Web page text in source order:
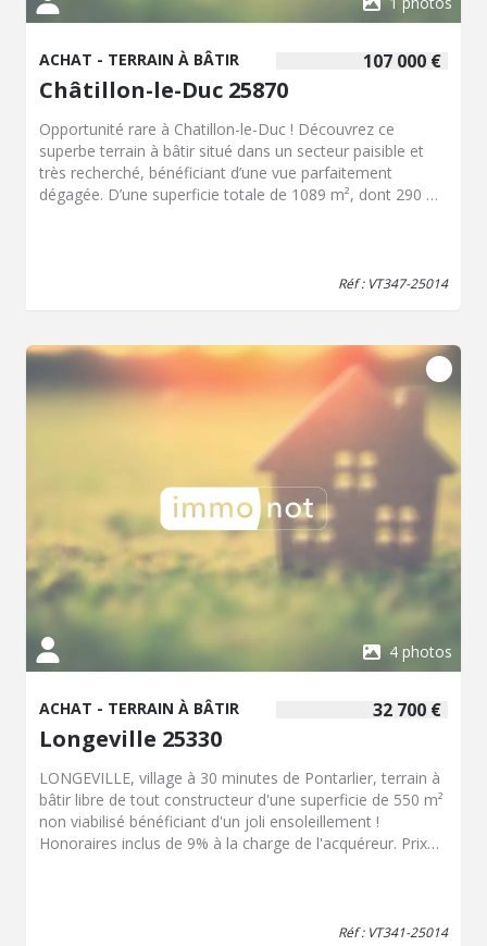
107 000 €
ACHAT - TERRAIN À BÂTIR
Châtillon-le-Duc 25870
Opportunité rare à Chatillon-le-Duc ! Découvrez ce
superbe terrain à bâtir situé dans un secteur paisible et
très recherché, bénéficiant d’une vue parfaitement
dégagée. D’une superficie totale de 1089 m², dont 290 m²
aucune contrainte de constructeur. Ne laissez pas passer
disponible sur simple demande. Honoraires inclus de 7%
TTC à la charge de l'acquéreur. Prix hors honoraires 100
000 €. Les informations sur les risques auxquels ce bien
est exposé sont disponibles sur le site Géorisques :
Réf : VT347-25014
4 photos
32 700 €
ACHAT - TERRAIN À BÂTIR
Longeville 25330
LONGEVILLE, village à 30 minutes de Pontarlier, terrain à
bâtir libre de tout constructeur d'une superficie de 550 m²
non viabilisé bénéficiant d'un joli ensoleillement !
Honoraires inclus de 9% à la charge de l'acquéreur. Prix
Réf : VT341-25014